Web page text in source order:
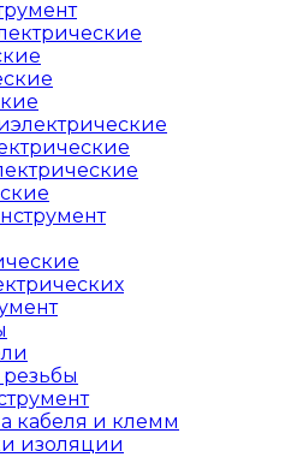
кабеля и клемм
изоляции